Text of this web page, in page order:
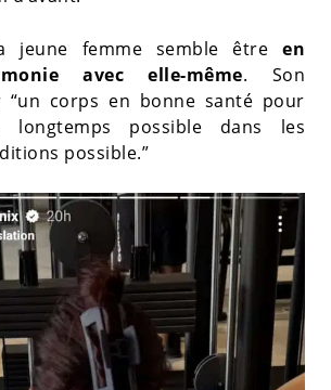
jeune femme semble être en
avec elle-même. Son
“un corps en bonne santé pour
possible dans les
possible.”